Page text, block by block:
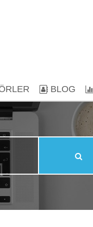
BLOG